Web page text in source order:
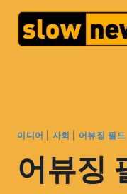
미디어 사회 어뷰징 필드
어뷰징